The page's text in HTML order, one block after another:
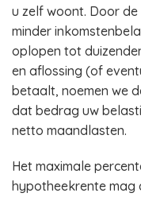
u zelf woont. Door
minder
oplopen tot
en aflossing (of
betaalt, noemen we
dat bedrag uw
netto maandlasten.
Het maximale
hypotheekrente mag